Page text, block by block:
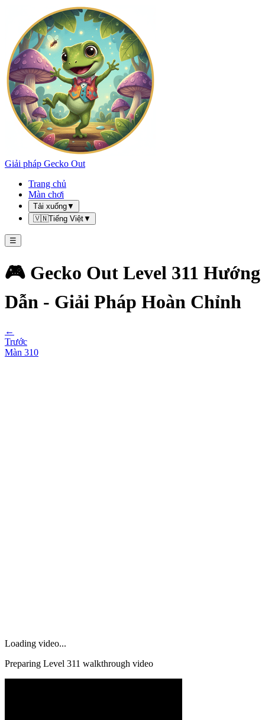
Giải pháp Gecko Out
Trang chủ
Màn chơi
Tải xuống▼
🇻🇳Tiếng Việt▼
☰
🎮 Gecko Out Level 311 Hướng
Dẫn - Giải Pháp Hoàn Chỉnh
←
Trước
Màn 310
Loading video...
Preparing Level 311 walkthrough video